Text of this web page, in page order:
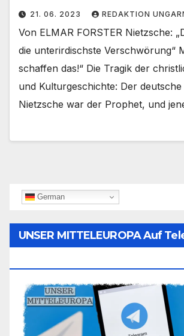
21. 06. 2023 REDAKTION
Von ELMAR FORSTER Nietzsche:
die unterirdischste Verschwörung“
schaffen das!“ Die Tragik der
und Kulturgeschichte: Der
Nietzsche war der Prophet, und
German
UNSER MITTELEUROPA Auf